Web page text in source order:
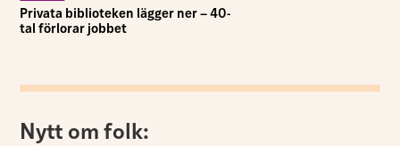
Privata biblioteken lägger ner – 40-
tal förlorar jobbet
Nytt om folk: